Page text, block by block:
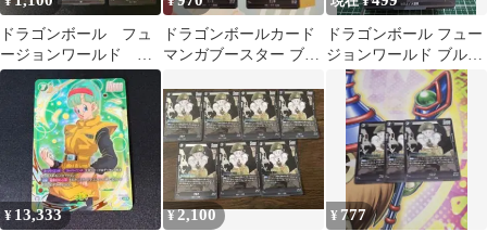
ドラゴンボール フュ
ージョンワールド マ
ンガブースター まと
め ブルマ 孫悟空
ドラゴンボールカード
マンガブースター ブル
ドラゴンボール フュー
ジョンワールド ブルマ
【美品】
¥ 13,333 ¥2,100 ¥ 777